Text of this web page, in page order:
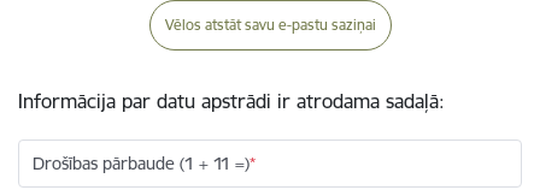
Vēlos atstāt savu e-pastu saziņai
Informācija par datu apstrādi ir atrodama sadaļā:
Drošības pārbaude (1 + 11 =)